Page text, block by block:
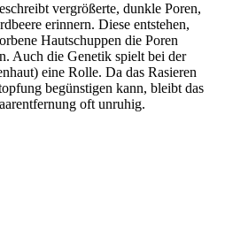
vergrößerte, dunkle Poren,
erinnern. Diese entstehen,
Hautschuppen die Poren
Auch die Genetik spielt bei der
eine Rolle. Da das Rasieren
begünstigen kann, bleibt das
oft unruhig.